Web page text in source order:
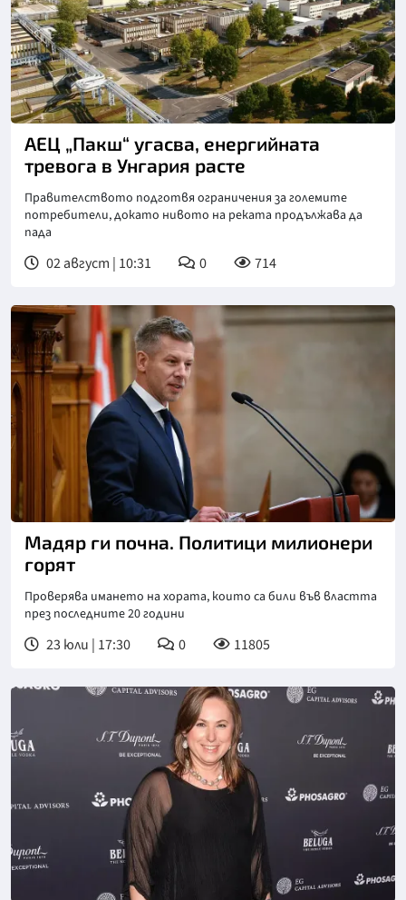
АЕЦ „Пакш“ угасва, енергийната
тревога в Унгария расте
Правителството подготвя ограничения за големите
потребители, докато нивото на реката продължава да
пада
02 август | 10:31 0 714
Мадяр ги почна. Политици милионери
горят
Проверява имането на хората, които са били във властта
през последните 20 години
23 юли | 17:30 0 11805